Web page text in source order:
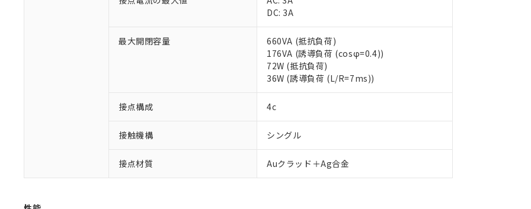
DC: 3A
最大開閉容量
660VA (抵抗負荷)
176VA (誘導負荷 (cosφ=0.4))
72W (抵抗負荷)
36W (誘導負荷 (L/R=7ms))
接点構成 4c
接触機構 シングル
接点材質 Auクラッド＋Ag合金
ご利用条件
以下の条件をお読みいただき、同意のうえご利用ください。
対応済み：EU RoHS指令（10物質）の非含有に対応した製品が提供可能な商品です。
調査・確認中：EU RoHS指令（10物質）の非含有の対応状況を調査中または確認中の商
非該当品：ライセンス料など無形物で、有害物質有無と関係のない商品です。
仕入先様の事情により、非含有部品としていたものが、含有品と判明した場合などやむ
があります。
※1 中国RoHS○×表